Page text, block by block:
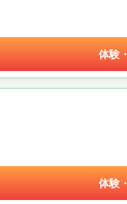
体験
体験